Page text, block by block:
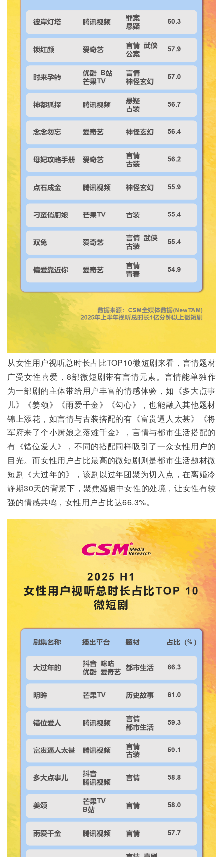
从女性用户视听总时长占比TOP10微短剧来看，言情题材
广受女性喜爱，8部微短剧带有言情元素。言情能单独作
为一部剧的主体带给用户丰富的情感体验，如《多大点事
儿》《姜颂》《雨爱千金》《勾心》，也能融入其他题材
锦上添花，如言情与古装搭配的有《富贵逼人太甚》《将
军府来了个小厨娘之落难千金》，言情与都市生活搭配的
有《错位爱人》，不同的搭配同样吸引了一众女性用户的
目光。而女性用户占比最高的微短剧则是都市生活题材微
短剧《大过年的》，该剧以过年团聚为切入点，在离婚冷
静期30天的背景下，聚焦婚姻中女性的处境，让女性有较
强的情感共鸣，女性用户占比达66.3%。